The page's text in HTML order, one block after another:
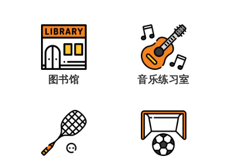
图书馆 音乐练习室